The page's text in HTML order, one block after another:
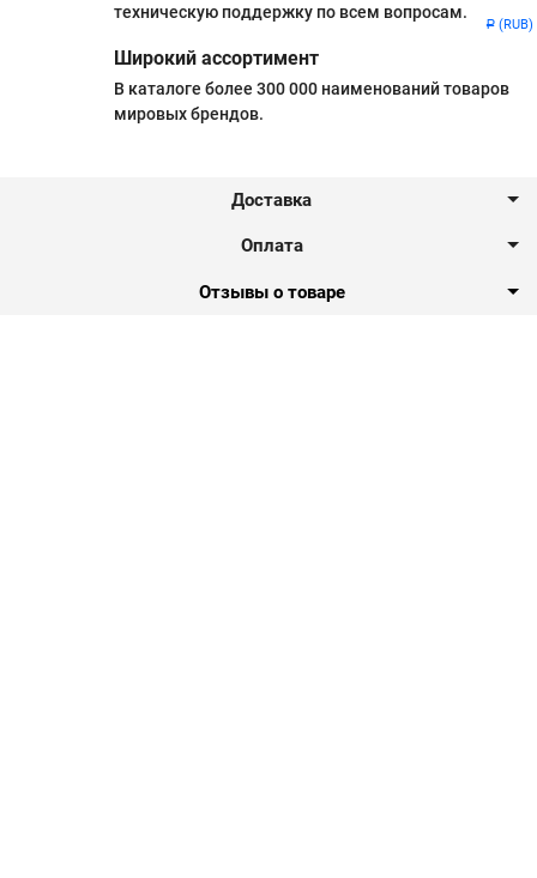
Р (RUB)
техническую поддержку по всем вопросам.
Широкий ассортимент
В каталоге более 300 000 наименований товаров
мировых брендов.
Доставка
Оплата
Отзывы о товаре